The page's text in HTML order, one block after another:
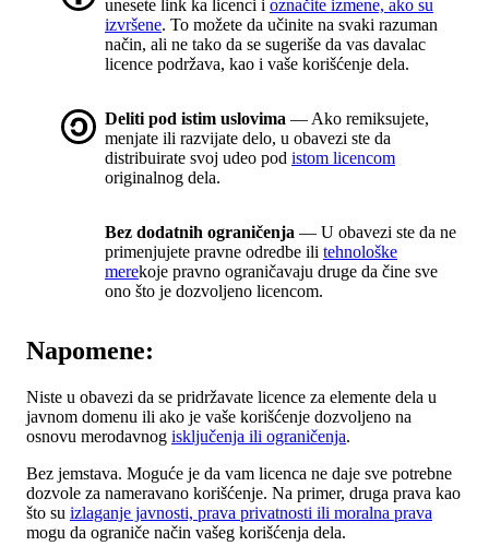
unesete link ka licenci i označite izmene, ako su
izvršene. To možete da učinite na svaki razuman
način, ali ne tako da se sugeriše da vas davalac
licence podržava, kao i vaše korišćenje dela.
Deliti pod istim uslovima — Ako remiksujete,
menjate ili razvijate delo, u obavezi ste da
distribuirate svoj udeo pod istom licencom
originalnog dela.
Bez dodatnih ograničenja — U obavezi ste da ne
primenjujete pravne odredbe ili tehnološke
merekoje pravno ograničavaju druge da čine sve
ono što je dozvoljeno licencom.
Napomene:
Niste u obavezi da se pridržavate licence za elemente dela u
javnom domenu ili ako je vaše korišćenje dozvoljeno na
osnovu merodavnog isključenja ili ograničenja.
Bez jemstava. Moguće je da vam licenca ne daje sve potrebne
dozvole za nameravano korišćenje. Na primer, druga prava kao
što su izlaganje javnosti, prava privatnosti ili moralna prava
mogu da ograniče način vašeg korišćenja dela.